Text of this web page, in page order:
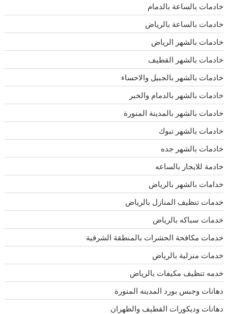
خادمات بالساعة بالدمام
خادمات بالساعة بالرياض
خادمات بالشهر الرياض
خادمات بالشهر القطيف
خادمات بالشهر بالجبيل والاحساء
خادمات بالشهر بالدمام والخبر
خادمات بالشهر بالمدينة المنورة
خادمات بالشهر تبوك
خادمات بالشهر جده
خادمة للايجار بالساعه
خدامات بالشهر بالرياض
خدمات تنظيف المنازل بالرياض
خدمات سباكه بالرياض
خدمات مكافحة الحشرات بالمنطقة الشرقية
خدمات منزلية بالرياض
خدمه تنظيف مكيفات بالرياض
دهانات وجبس بورد المدينه المنورة
دهانات وديكورات القطيف والظهران